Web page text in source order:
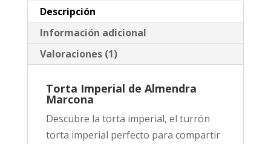
Descripción
Información adicional
Valoraciones (1)
Torta Imperial de Almendra
Marcona
Descubre la torta imperial, el turrón
torta imperial perfecto para compartir